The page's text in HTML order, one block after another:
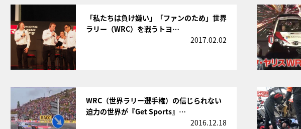
「私たちは負け嫌い」「ファンのため」世界
ラリー（WRC）を戦うトヨ…
2017.02.02
WRC（世界ラリー選手権）の信じられない
迫力の世界が『Get Sports』…
2016.12.18